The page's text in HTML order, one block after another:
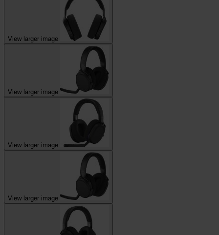
View larger image
View larger image
View larger image
View larger image